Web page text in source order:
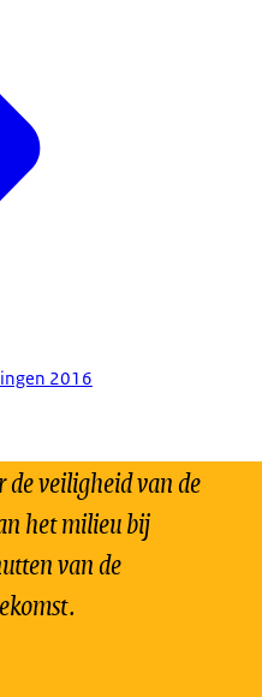
2016
de veiligheid van de
het milieu bij
van de